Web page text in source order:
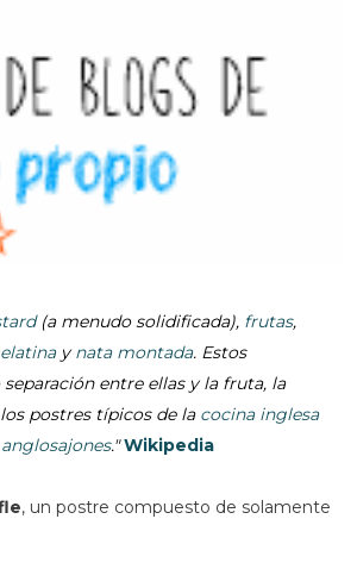
(a menudo solidificada), frutas,
ynata montada. Estos
entre ellas y la fruta, la
postres típicos de la cocina inglesa
anglosajones."Wikipedia
, un postre compuesto de solamente